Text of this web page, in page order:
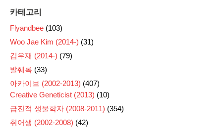
카테고리
Flyandbee (103)
Woo Jae Kim (2014-) (31)
김우재 (2014-) (79)
발췌록 (33)
아카이브 (2002-2013) (407)
Creative Geneticist (2013) (10)
급진적 생물학자 (2008-2011) (354)
취어생 (2002-2008) (42)